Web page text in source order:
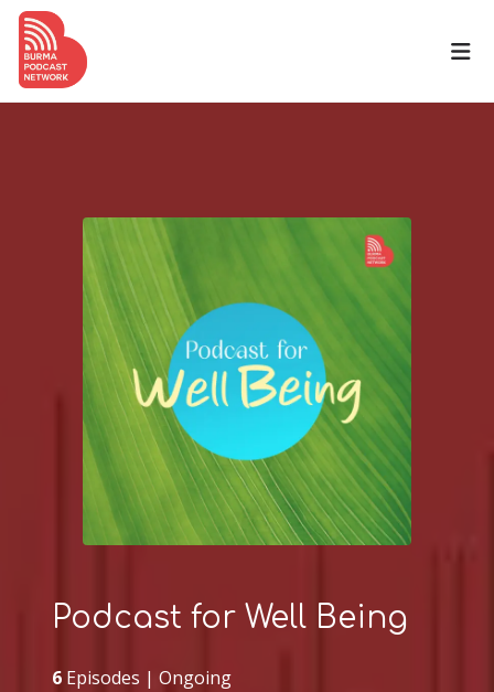
Podcast for Well Being
6 Episodes |Ongoing